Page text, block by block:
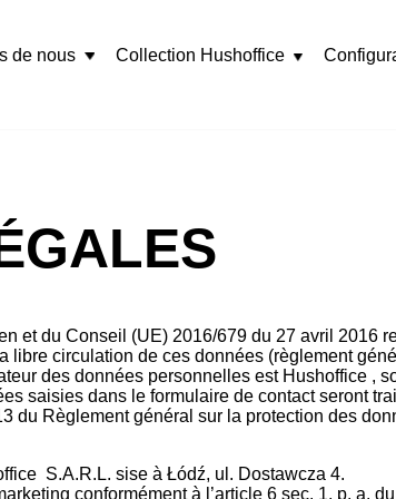
de nous Collection HushofficeRozwiń
et du Conseil (UE) 2016/679 du 27 avril 2016
libre circulation de ces données (règlement
des données personnelles est Hushoffice ,
saisies dans le formulaire de contact seront
du Règlement général sur la protection des
S.A.R.L. sise à Łódź, ul. Dostawcza 4.
conformément à l’article 6 sec. 1, p. a.